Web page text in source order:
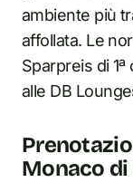
ambiente più
affollata. Le
Sparpreis di
alle DB
Monaco